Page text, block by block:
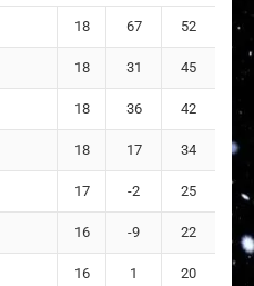
18 67 52
18 31 45
18 36 42
18 17 34
17 -2 25
16 -9 22
16 1 20